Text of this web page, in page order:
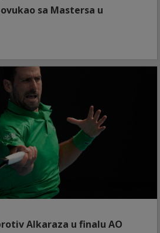
sa Mastersa u
Alkaraza u finalu AO